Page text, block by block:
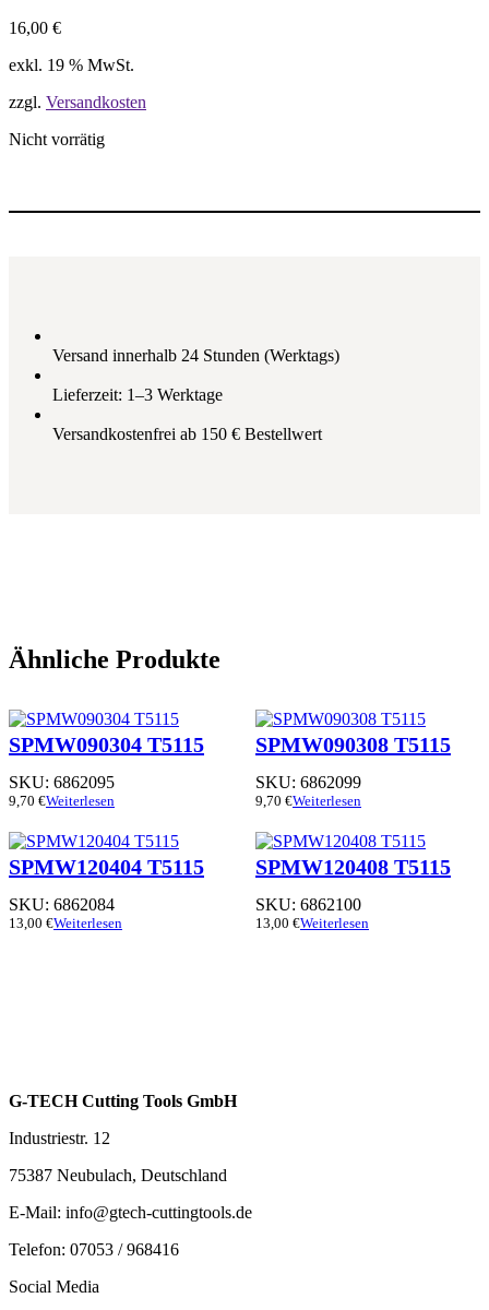
16,00 €
exkl. 19 % MwSt.
zzgl. Versandkosten
Nicht vorrätig
Versand innerhalb 24 Stunden (Werktags)
Lieferzeit: 1–3 Werktage
Versandkostenfrei ab 150 € Bestellwert
Ähnliche Produkte
SPMW090304 T5115
SKU: 6862095
9,70 €Weiterlesen
SPMW090308 T5115
SKU: 6862099
9,70 €Weiterlesen
SPMW120404 T5115
SKU: 6862084
13,00 €Weiterlesen
SPMW120408 T5115
SKU: 6862100
13,00 €Weiterlesen
G-TECH Cutting Tools GmbH
Industriestr. 12
75387 Neubulach, Deutschland
E-Mail: info@gtech-cuttingtools.de
Telefon: 07053 / 968416
Social Media